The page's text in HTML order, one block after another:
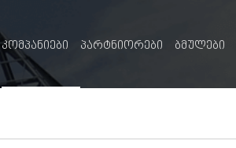
კომპანიები პარტნიორები ბმულები